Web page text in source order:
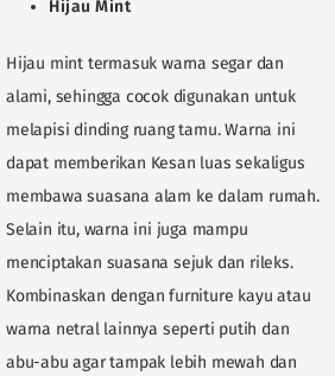
Hijau Mint
Hijau mint termasuk warna segar dan
alami, sehingga cocok digunakan untuk
melapisi dinding ruang tamu. Warna ini
dapat memberikan Kesan luas sekaligus
membawa suasana alam ke dalam rumah.
Selain itu, warna ini juga mampu
menciptakan suasana sejuk dan rileks.
Kombinaskan dengan furniture kayu atau
warna netral lainnya seperti putih dan
abu-abu agar tampak lebih mewah dan